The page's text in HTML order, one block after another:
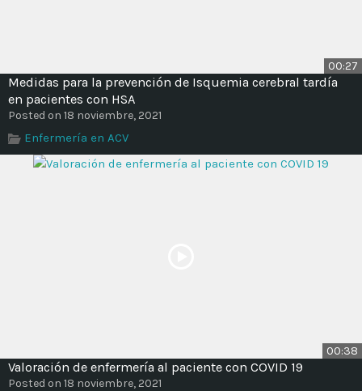
00:27
Medidas para la prevención de Isquemia cerebral tardía
en pacientes con HSA
Posted on 18 noviembre, 2021
Enfermería en ACV
00:38
Valoración de enfermería al paciente con COVID 19
Posted on 18 noviembre, 2021